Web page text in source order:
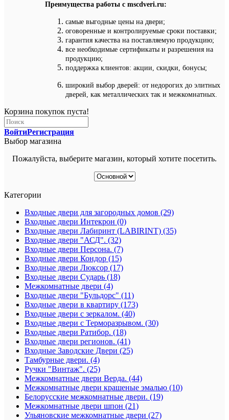
Преимущества работы с mscdveri.ru:
самые выгодные цены на двери;
оговоренные и контролируемые сроки поставки;
гарантия качества на поставляемую продукцию;
все необходимые сертификаты и разрешения на
продукцию;
поддержка клиентов: акции, скидки, бонусы;
широкий выбор дверей: от недорогих до элитных
дверей, как металлических так и межкомнатных.
Корзина покупок пуста!
ВойтиРегистрация
Выбор магазина
Пожалуйста, выберите магазин, который хотите посетить.
Категории
Входные двери для загородных домов (29)
Входные двери Интекрон (0)
Входные двери Лабиринт (LABIRINT) (35)
Входные двери "АСД". (32)
Входные двери Персона. (7)
Входные двери Кондор (15)
Входные двери Люксор (17)
Входные двери Сударь (18)
Межкомнатные двери (4)
Входные двери "Бульдорс" (11)
Входные двери в квартиру (173)
Входные двери с зеркалом. (40)
Входные двери с Терморазрывом. (30)
Входные двери Ратибор. (18)
Входные двери регионов. (41)
Входные Заводские Двери (25)
Тамбурные двери. (4)
Ручки "Винтаж". (25)
Межкомнатные двери Верда. (44)
Межкомнатные двери крашеные эмалью (10)
Белорусские межкомнатные двери. (19)
Межкомнатные двери шпон (21)
Ульяновские межкомнатные двери (27)